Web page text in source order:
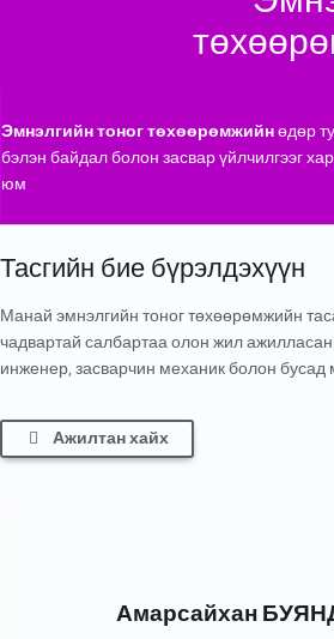
Эмнэлгийн тоног төхөөрөмжийнөдөр
бэлэн байдал болон засвар үйлчилгээг
юм
Тасгийн бие бүрэлдэхүүн
Манай эмнэлгийн тоног төхөөрөмжийн
чадвартай салбартаа олон жил ажилласан
инженер, засварчин механик болон бусад
Ажилтан хайх
Амарсайхан